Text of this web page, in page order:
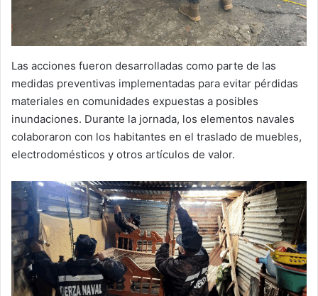
Las acciones fueron desarrolladas como parte de las
medidas preventivas implementadas para evitar pérdidas
materiales en comunidades expuestas a posibles
inundaciones. Durante la jornada, los elementos navales
colaboraron con los habitantes en el traslado de muebles,
electrodomésticos y otros artículos de valor.